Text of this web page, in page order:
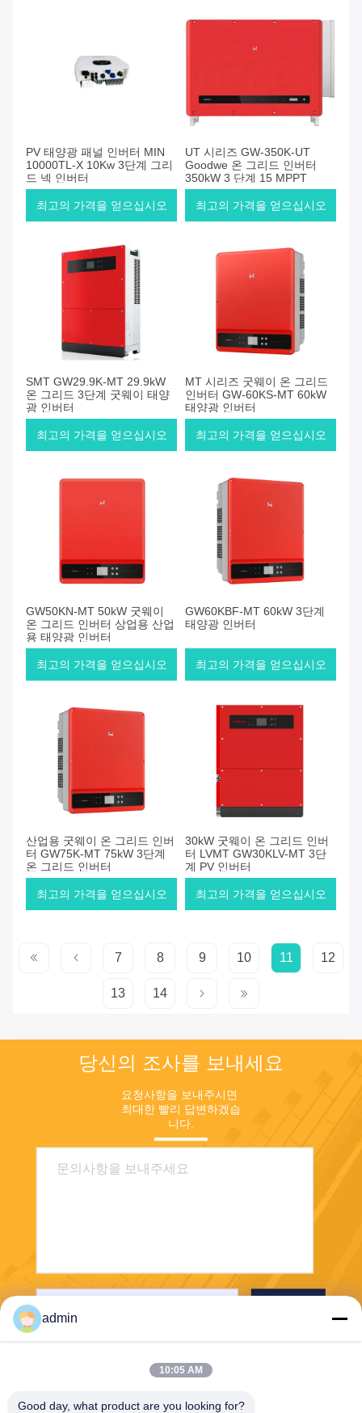
PV 태양광 패널 인버터 MIN
10000TL-X 10Kw 3단계 그리
드 넥 인버터
최고의 가격을 얻으십시오
UT 시리즈 GW-350K-UT
Goodwe 온 그리드 인버터
350kW 3 단계 15 MPPT
최고의 가격을 얻으십시오
SMT GW29.9K-MT 29.9kW
온 그리드 3단계 굿웨이 태양
광 인버터
최고의 가격을 얻으십시오
MT 시리즈 굿웨이 온 그리드
인버터 GW-60KS-MT 60kW
태양광 인버터
최고의 가격을 얻으십시오
GW50KN-MT 50kW 굿웨이
온 그리드 인버터 상업용 산업
용 태양광 인버터
최고의 가격을 얻으십시오
GW60KBF-MT 60kW 3단계
태양광 인버터
최고의 가격을 얻으십시오
산업용 굿웨이 온 그리드 인버
터 GW75K-MT 75kW 3단계
온 그리드 인버터
최고의 가격을 얻으십시오
30kW 굿웨이 온 그리드 인버
터 LVMT GW30KLV-MT 3단
계 PV 인버터
최고의 가격을 얻으십시오
7 8 9 10 11 12
13 14
당신의 조사를 보내세요
요청사항을 보내주시면
최대한 빨리 답변하겠습
니다.
admin
10:05 AM
Good day, what product are you looking for?